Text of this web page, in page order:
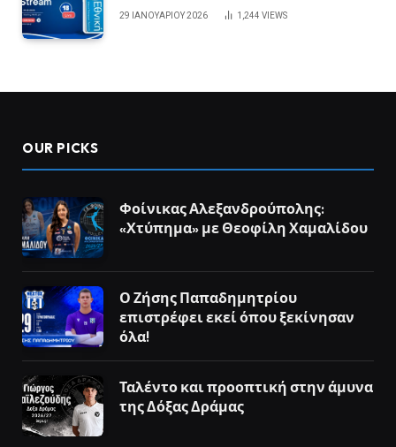
29 ΙΑΝΟΥΑΡΊΟΥ 2026 1,244 VIEWS
OUR PICKS
Φοίνικας Αλεξανδρούπολης:
«Χτύπημα» με Θεοφίλη Χαμαλίδου
Ο Ζήσης Παπαδημητρίου
επιστρέφει εκεί όπου ξεκίνησαν
όλα!
Ταλέντο και προοπτική στην άμυνα
της Δόξας Δράμας